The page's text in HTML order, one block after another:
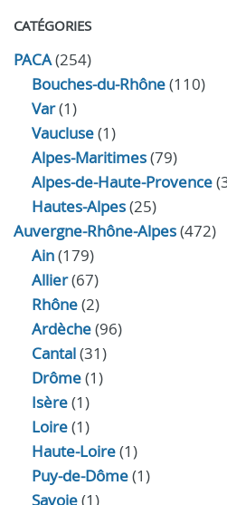
CATÉGORIES
PACA(254)
Bouches-du-Rhône(110)
Var(1)
Vaucluse(1)
Alpes-Maritimes(79)
Alpes-de-Haute-Provence
Hautes-Alpes(25)
Auvergne-Rhône-Alpes(472)
Ain(179)
Allier(67)
Rhône(2)
Ardèche(96)
Cantal(31)
Drôme(1)
Isère(1)
Loire(1)
Haute-Loire(1)
Puy-de-Dôme(1)
Savoie(1)